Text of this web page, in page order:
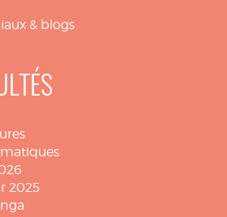
& blogs
2025